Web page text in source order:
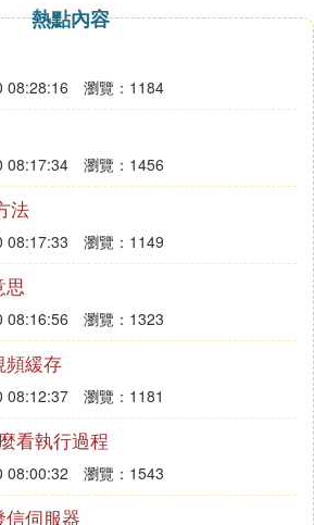
熱點內容
08:28:16 瀏覽：1184
08:17:34 瀏覽：1456
法
08:17:33 瀏覽：1149
思
08:16:56 瀏覽：1323
頻緩存
08:12:37 瀏覽：1181
看執行過程
08:00:32 瀏覽：1543
伺服器